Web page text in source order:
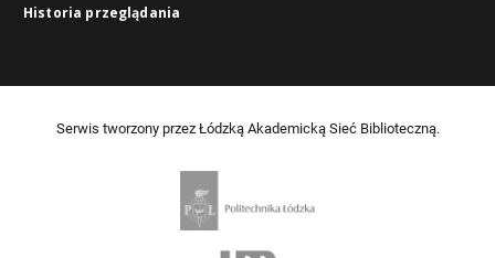
Historia przeglądania
Serwis tworzony przez Łódzką Akademicką Sieć Biblioteczną.